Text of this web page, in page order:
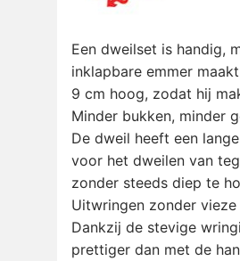
Een dweilset is handig,
inklapbare emmer
9 cm hoog, zodat hij
Minder bukken, minder
De dweil heeft een
voor het dweilen van
zonder steeds diep te
Uitwringen zonder vieze
Dankzij de stevige
prettiger dan met de